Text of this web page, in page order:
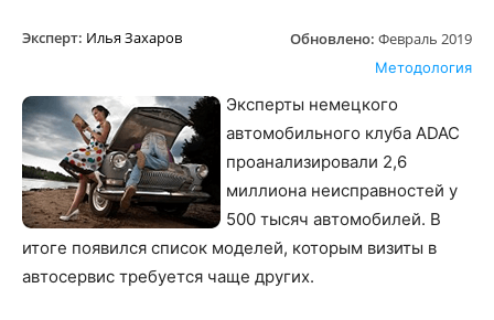
Эксперт: Илья Захаров Обновлено: Февраль 2019
Методология
Эксперты немецкого
автомобильного клуба ADAC
проанализировали 2,6
миллиона неисправностей у
500 тысяч автомобилей. В
итоге появился список моделей, которым визиты в
автосервис требуется чаще других.